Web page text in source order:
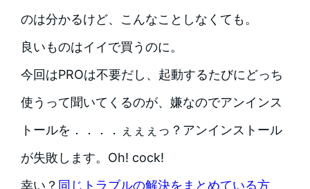
のは分かるけど、こんなことしなくても。
良いものはイイで買うのに。
今回はPROは不要だし、起動するたびにどっち
使うって聞いてくるのが、嫌なのでアンインス
トールを．．．．ぇぇぇっ？アンインストール
が失敗します。Oh! cock!
幸い？ 同じトラブルの解決をまとめている方